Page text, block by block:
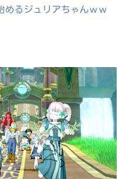
めるジュリアちゃんｗｗ